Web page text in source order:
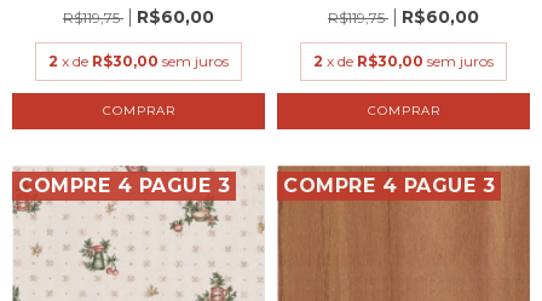
R$119,75
R$60,00
2 x de R$30,00 sem juros
R$119,75
R$60,00
2 x de R$30,00 sem juros
COMPRE 4 PAGUE 3 COMPRE 4 PAGUE 3